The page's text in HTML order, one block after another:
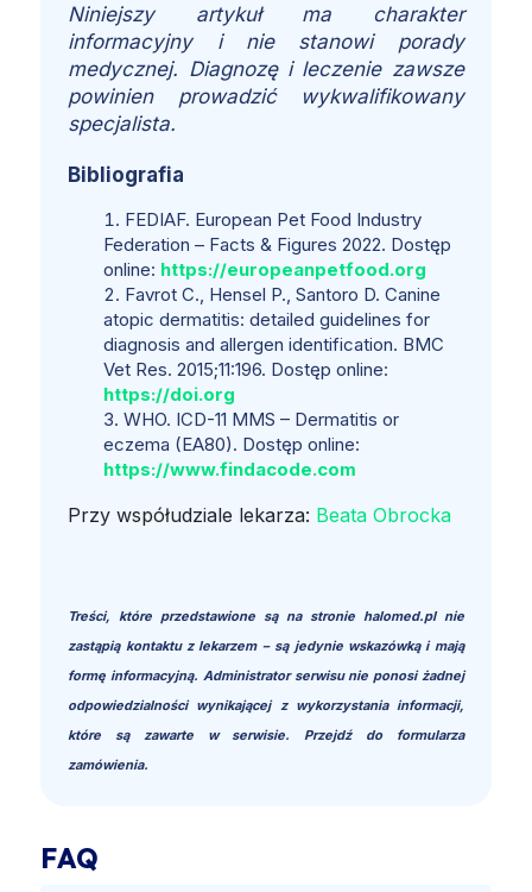
Niniejszy artykuł ma charakter
informacyjny i nie stanowi porady
medycznej. Diagnozę i leczenie zawsze
powinien prowadzić wykwalifikowany
specjalista.
Bibliografia
FEDIAF. European Pet Food Industry
Federation – Facts & Figures 2022. Dostęp
online: https://europeanpetfood.org
Favrot C., Hensel P., Santoro D. Canine
atopic dermatitis: detailed guidelines for
diagnosis and allergen identification. BMC
Vet Res. 2015;11:196. Dostęp online:
https://doi.org
WHO. ICD-11 MMS – Dermatitis or
eczema (EA80). Dostęp online:
https://www.findacode.com
Przy współudziale lekarza: Beata Obrocka
Treści, które przedstawione są na stronie halomed.pl nie
zastąpią kontaktu z lekarzem – są jedynie wskazówką i mają
formę informacyjną. Administrator serwisu nie ponosi żadnej
odpowiedzialności wynikającej z wykorzystania informacji,
które są zawarte w serwisie. Przejdź do formularza
zamówienia.
FAQ